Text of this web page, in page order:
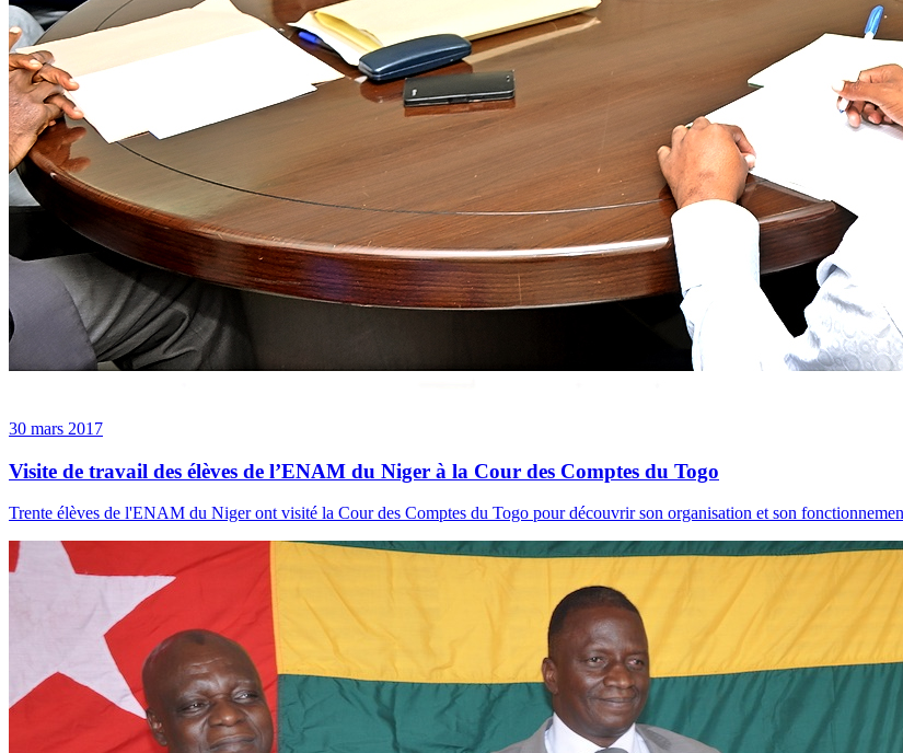
30 mars 2017
Visite de travail des élèves de l’ENAM du Niger à la Cour des Comptes du Togo
Trente élèves de l'ENAM du Niger ont visité la Cour des Comptes du Togo pour découvrir son organisation et son